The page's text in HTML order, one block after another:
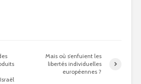
Mais où s’enfuient les
libertés individuelles
européennes ?